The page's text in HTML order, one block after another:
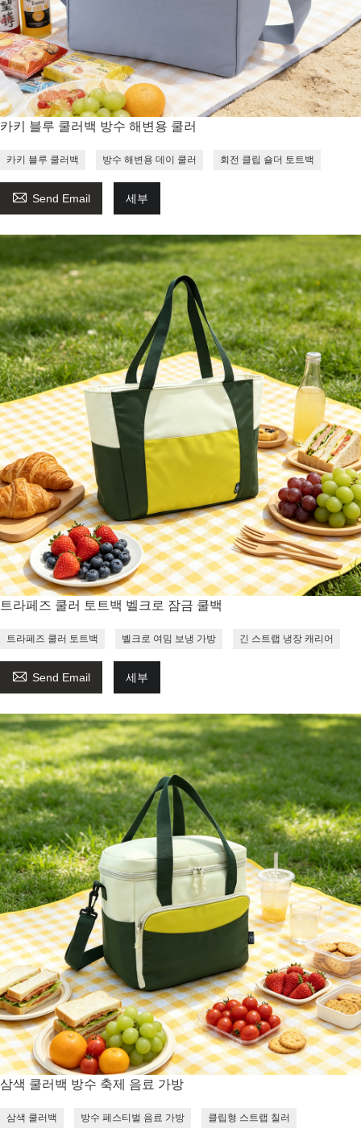
카키 블루 쿨러백 방수 해변용 쿨러
카키 블루 쿨러백 방수 해변용 데이 쿨러 회전 클립 숄더 토트백
 Send Email 세부
트라페즈 쿨러 토트백 벨크로 잠금 쿨백
트라페즈 쿨러 토트백 벨크로 여밈 보냉 가방 긴 스트랩 냉장 캐리어
 Send Email 세부
삼색 쿨러백 방수 축제 음료 가방
삼색 쿨러백 방수 페스티벌 음료 가방 클립형 스트랩 칠러